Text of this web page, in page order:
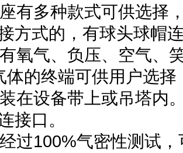
有多种款式可供选择
方式的，有球头球帽
氧气、负压、空气、
体的终端可供用户选择
在设备带上或吊塔内
接口。
过100%气密性测试